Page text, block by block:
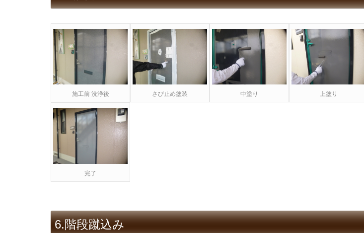
施工前 洗浄後 さび止め塗装 中塗り 上塗り
完了
6.階段蹴込み